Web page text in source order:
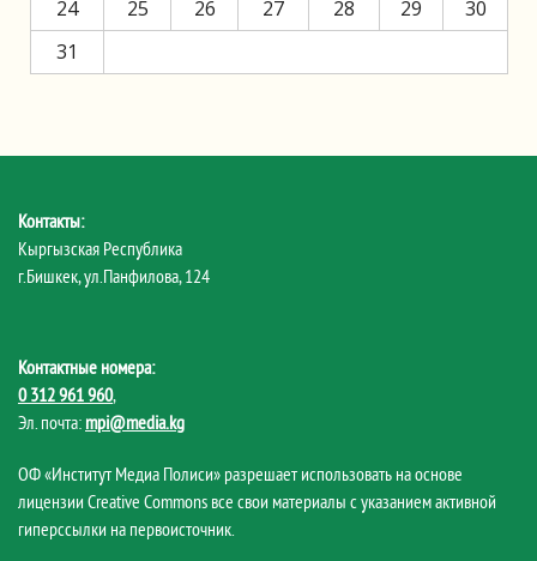
24
25 26 27 28 29
30
31
Контакты:
Кыргызская Республика
г.Бишкек, ул.Панфилова, 124
Контактные номера:
0 312 961 960,
Эл. почта: mpi@media.kg
ОФ «Институт Медиа Полиси» разрешает использовать на основе
лицензии Creative Commons все свои материалы с указанием активной
гиперссылки на первоисточник.